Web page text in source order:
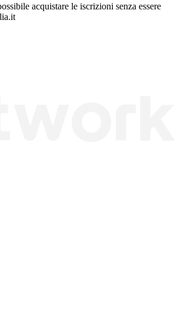
acquistare le iscrizioni senza essere